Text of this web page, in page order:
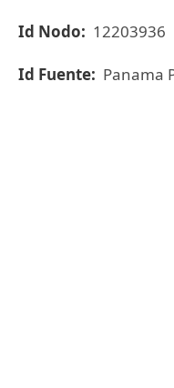
Id Nodo: 12203936
Id Fuente: Panama